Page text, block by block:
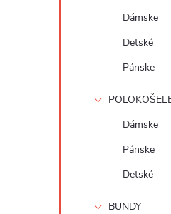
Dámske
Detské
Pánske
Dámske
Pánske
Detské
BUNDY